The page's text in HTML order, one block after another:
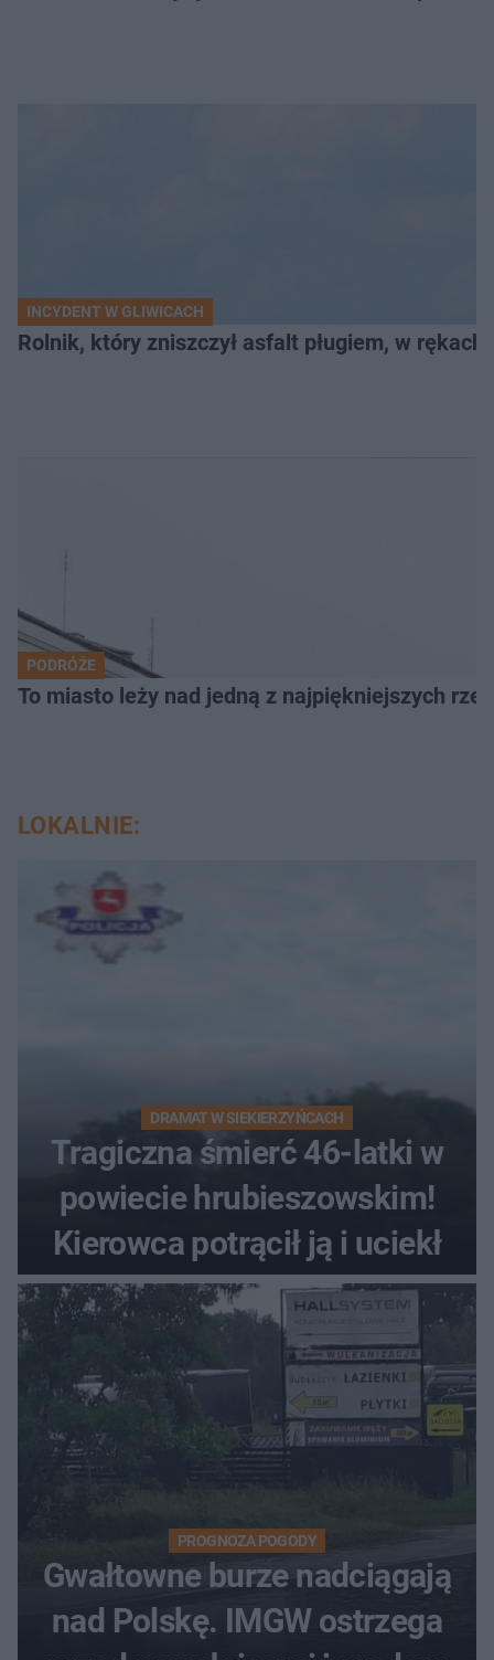
INCYDENT W GLIWICACH
Rolnik, który zniszczył asfalt pługiem, w
PODRÓŻE
To miasto leży nad jedną z najpiękniejszych
LOKALNIE:
DRAMAT W SIEKIERZYŃCACH
Tragiczna śmierć 46-latki w
powiecie hrubieszowskim!
Kierowca potrącił ją i uciekł
PROGNOZA POGODY
Gwałtowne burze nadciągają
nad Polskę. IMGW ostrzega